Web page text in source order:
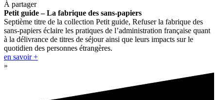
À partager
Petit guide – La fabrique des sans-papiers
Septième titre de la collection Petit guide, Refuser la fabrique des
sans-papiers éclaire les pratiques de l’administration française quant
à la délivrance de titres de séjour ainsi que leurs impacts sur le
quotidien des personnes étrangères.
en savoir +
»